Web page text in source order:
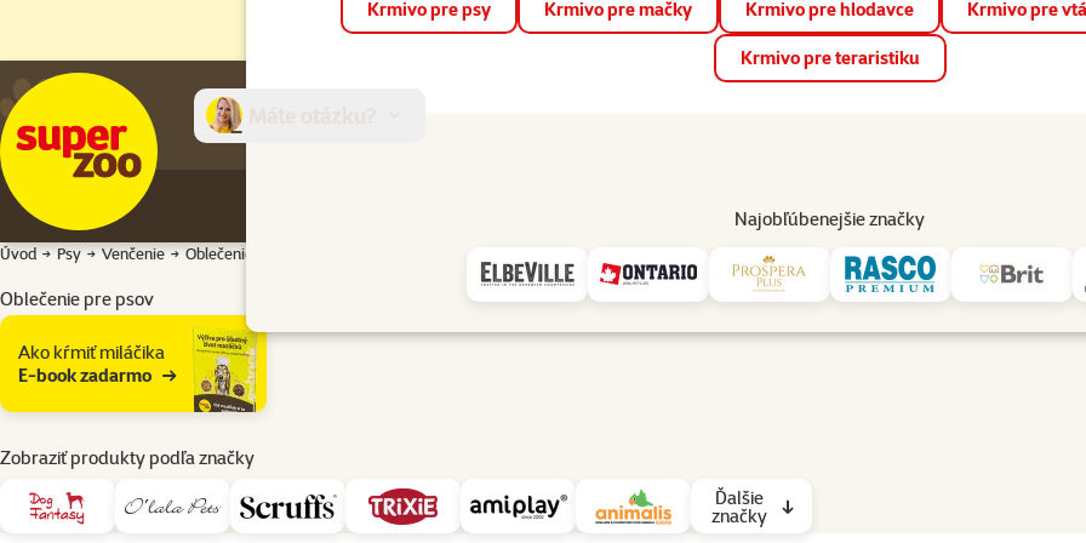
📱 Stiahnite si novú aplikáciu Super zoo.Viac informácií
Krmivo pre psy Krmivo pre mačky Krmivo pre hlodavce Krmivo pre
Krmivo pre teraristiku
Najobľúbenejšie značky
Predajne Služby
Úvod Psy Venčenie Oblečenie pre psov
Oblečenie pre psov
Podkategória
Ako kŕmiť miláčika
E-book zadarmo
Zobraziť produkty podľa značky
Ďalšie
značky